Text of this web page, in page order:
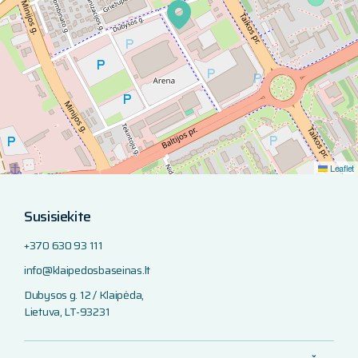
Susisiekite
+370 630 93 111
info@klaipedosbaseinas.lt
Dubysos g. 12 / Klaipėda,
Lietuva, LT-93231
Leaflet